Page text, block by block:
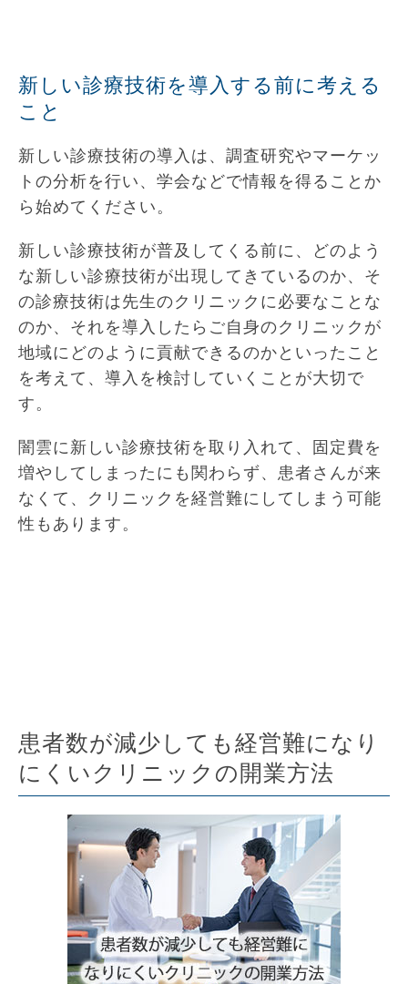
新しい診療技術を導入する前に考える
こと
新しい診療技術の導入は、調査研究やマーケッ
トの分析を行い、学会などで情報を得ることか
ら始めてください。
新しい診療技術が普及してくる前に、どのよう
な新しい診療技術が出現してきているのか、そ
の診療技術は先生のクリニックに必要なことな
のか、それを導入したらご自身のクリニックが
地域にどのように貢献できるのかといったこと
を考えて、導入を検討していくことが大切で
す。
闇雲に新しい診療技術を取り入れて、固定費を
増やしてしまったにも関わらず、患者さんが来
なくて、クリニックを経営難にしてしまう可能
性もあります。
患者数が減少しても経営難になり
にくいクリニックの開業方法